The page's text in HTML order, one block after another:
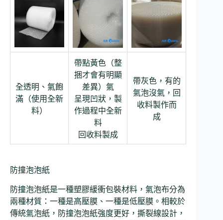
全透明、氣飽
滿（使用全新
料）
帶點黃色（整
捆才會有明顯
差異）氣
呈現凹狀，製
作過程中全新
料
回收料製成
帶灰色，有的
氣泡沒氣，回
收料製作而
成
防撞泡泡紙
防撞泡泡紙是一種塑膠緩衝包裝材料，氣泡布分為
兩種材質：一種是高壓膜、一種是低壓膜。相較於
傳統氣泡紙，防撞泡泡紙強度更好，撕裂線設計，